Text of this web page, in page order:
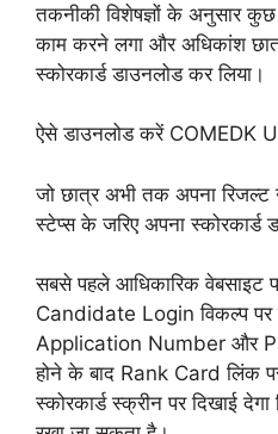
तकनीकी विशेषज्ञों के अनुसार कुछ
काम करने लगा और अधिकांश
स्कोरकार्ड डाउनलोड कर लिया।
ऐसे डाउनलोड करें COMEDK
जो छात्र अभी तक अपना
स्टेप्स के जरिए अपना
सबसे पहले आधिकारिक वेबसाइट
Candidate Login विकल्प
Application Number और
होने के बाद Rank Card लिंक
स्कोरकार्ड स्क्रीन पर दिखाई